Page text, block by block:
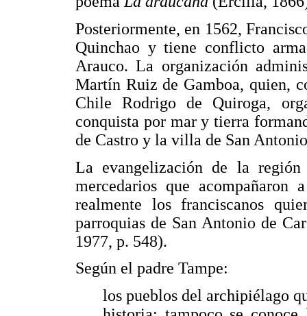
Posteriormente, en 1562,
Quinchao y tiene conflicto
Arauco. La organización
Martín Ruiz de Gamboa, quien,
Chile Rodrigo de Quiroga,
conquista por mar y tierra
de Castro y la villa de San
La evangelización de la región
mercedarios que
realmente los franciscanos
parroquias de San Antonio de
1977, p. 548).
Según el padre Tampe:
los pueblos del archipiélago